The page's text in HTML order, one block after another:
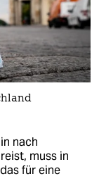
nach
muss in
für eine